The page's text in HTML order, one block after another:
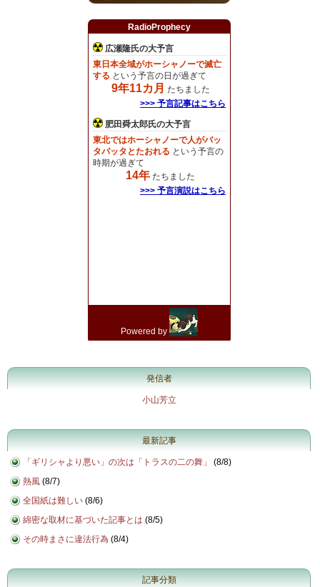
発信者
小山芳立
最新記事
「ギリシャより悪い」の次は「トラスの二の舞」 (8/8)
熱風 (8/7)
全国紙は難しい (8/6)
綿密な取材に基づいた記事とは (8/5)
その時まさに違法行為 (8/4)
記事分類